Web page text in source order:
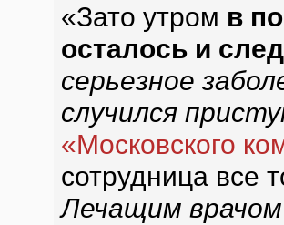
«Зато утром в
осталось и
серьезное
случился
«Московского
сотрудница все
Лечащим врачом